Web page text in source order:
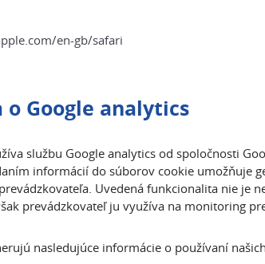
en-gb/safari
Google analytics
službu Google analytics od spoločnosti
informácií do súborov cookie umožňuje
Uvedená funkcionalita nie je
prevádzkovateľ ju využíva na monitoring
nasledujúce informácie o používaní